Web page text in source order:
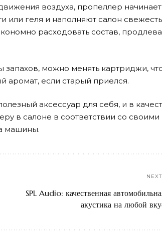
воздуха, пропеллер начинает
или геля и наполняют салон
расходовать состав,
можно менять картриджи,
аромат, если старый приелся.
аксессуар для себя, и в
в салоне в соответствии со своими
машины.
SPL Audio: качественная
акустика на любой